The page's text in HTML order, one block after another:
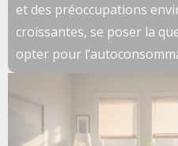
et des préoccupations
croissantes, se poser la
opter pour